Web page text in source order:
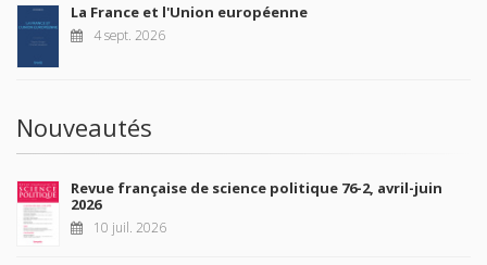
La France et l'Union européenne
4 sept. 2026
Nouveautés
Revue française de science politique 76-2, avril-juin
2026
10 juil. 2026